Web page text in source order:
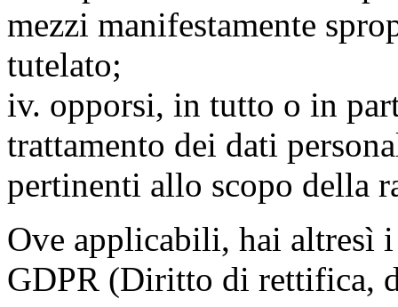
mezzi manifestamente
tutelato;
iv. opporsi, in tutto o in
trattamento dei dati
pertinenti allo scopo della
Ove applicabili, hai
GDPR (Diritto di rettifica,